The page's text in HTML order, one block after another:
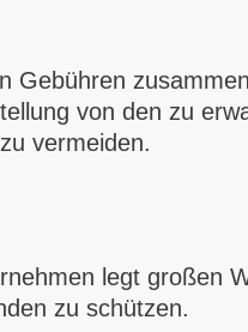
von den zu
vermeiden.
legt großen
zu schützen.